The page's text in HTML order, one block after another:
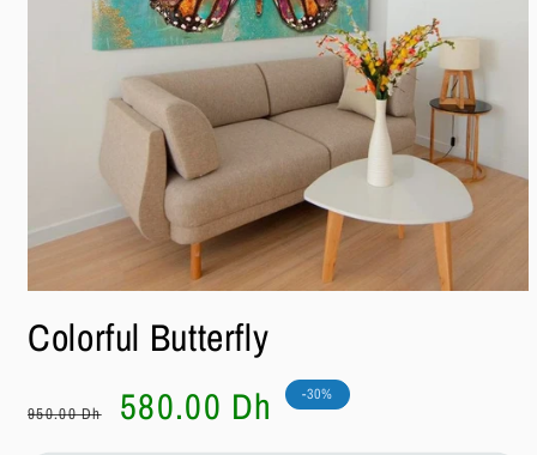
média
1
fenêtre
modale
Colorful Butterfly
habituel
950.00 Dh
Prix
soldé
580.00 Dh -30%